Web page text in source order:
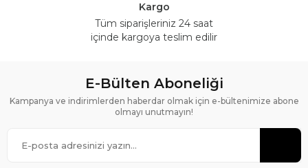
Kargo
Tüm siparişleriniz 24 saat
içinde kargoya teslim edilir
E-Bülten Aboneliği
Kampanya ve indirimlerden haberdar olmak için e-bültenimize abone
olmayı unutmayın!